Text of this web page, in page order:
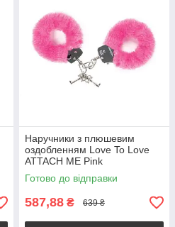
Наручники з плюшевим
оздобленням Love To Love
ATTACH ME Pink
Готово до відправки
587,88 ₴ 639 ₴